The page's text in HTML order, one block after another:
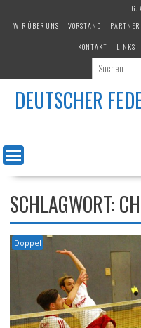
6.
WIR ÜBER UNS
VORSTAND PARTNER
KONTAKT
LINKS
DEUTSCHER
SCHLAGWORT:
Doppel